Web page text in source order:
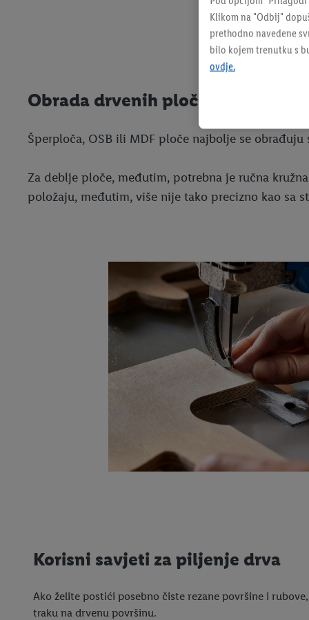
Obrada drvenih ploča
Šperploča, OSB ili MDF ploče najbolje se
Za deblje ploče, međutim, potrebna je ručna
položaju, međutim, više nije tako precizno kao sa
Korisni savjeti za piljenje drva
Ako želite postići posebno čiste rezane površine i
traku na drvenu površinu.
Klikom na "Odbij"
prethodno navedene
bilo kojem trenutku s
ovdje.